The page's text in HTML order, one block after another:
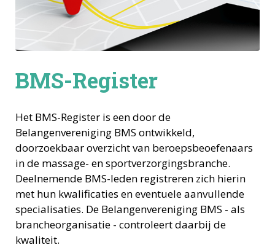
BMS-Register
Het BMS-Register is een door de
Belangenvereniging BMS ontwikkeld,
doorzoekbaar overzicht van beroepsbeoefenaars
in de massage- en sportverzorgingsbranche.
Deelnemende BMS-leden registreren zich hierin
met hun kwalificaties en eventuele aanvullende
specialisaties. De Belangenvereniging BMS - als
brancheorganisatie - controleert daarbij de
kwaliteit.